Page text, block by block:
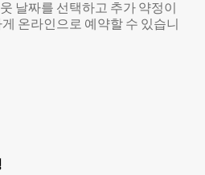
날짜를 선택하고 추가 약정이
온라인으로 예약할 수 있습니